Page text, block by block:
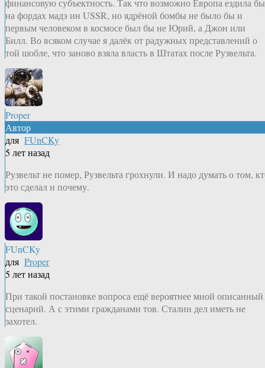
финансовую субъектность. Так что возможно Европа ездила бы
на фордах мадэ ин USSR, но ядрёной бомбы не было бы и
первым человеком в космосе был бы не Юрий, а Джон или
Билл. Во всяком случае я далёк от радужных представлений о
той шобле, что заново взяла власть в Штатах после Рузвельта.
Proper
Автор
для FUnCKy
5 лет назад
Рузвельт не помер, Рузвельта грохнули. И надо думать о том,
это сделал и почему.
FUnCKy
для Proper
5 лет назад
При такой постановке вопроса ещё вероятнее мной описанный
сценарий. А с этими гражданами тов. Сталин дел иметь не
захотел.